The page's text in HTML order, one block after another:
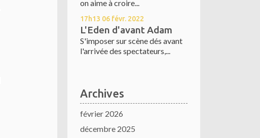
on aime à croire...
17h13 06 févr. 2022
L'Eden d'avant Adam
S'imposer sur scène dés avant
l'arrivée des spectateurs,...
Archives
février 2026
décembre 2025